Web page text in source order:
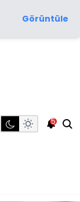
Görüntüle
5